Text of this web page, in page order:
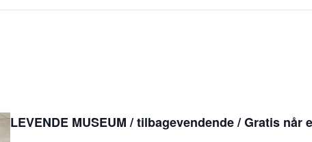
LEVENDE MUSEUM / tilbagevendende / Gratis når